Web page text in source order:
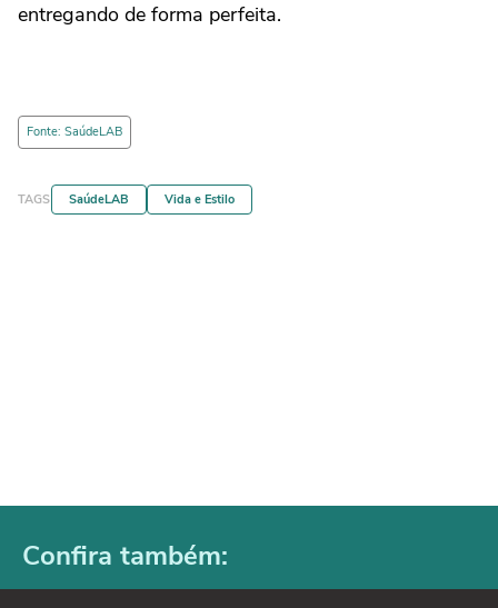
entregando de forma perfeita.
Fonte: SaúdeLAB
TAGS SaúdeLAB Vida e Estilo
Confira também: